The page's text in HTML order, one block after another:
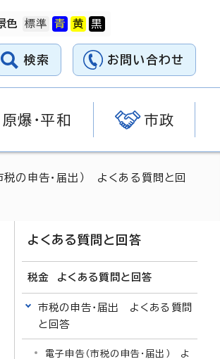
色
検索 お問い合わせ
原爆・平和 市政
の申告・届出） よくある質問と回
よくある質問と回答
税金 よくある質問と回答
市税の申告・届出 よくある質問
と回答
電子申告（市税の申告・届出） よ